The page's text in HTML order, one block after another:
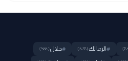
#الزمالك(678)
#خلال(566)